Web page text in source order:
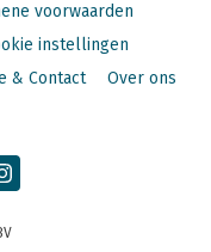
voorwaarden
instellingen
& Contact Over ons